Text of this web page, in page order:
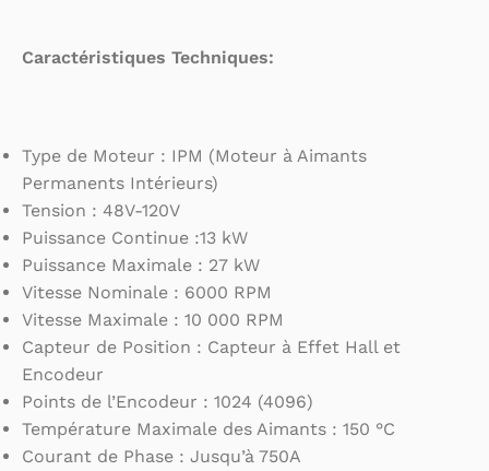
Caractéristiques Techniques:
Type de Moteur : IPM (Moteur à Aimants
Permanents Intérieurs)
Tension : 48V-120V
Puissance Continue :13 kW
Puissance Maximale : 27 kW
Vitesse Nominale : 6000 RPM
Vitesse Maximale : 10 000 RPM
Capteur de Position : Capteur à Effet Hall et
Encodeur
Points de l’Encodeur : 1024 (4096)
Température Maximale des Aimants : 150 °C
Courant de Phase : Jusqu’à 750A